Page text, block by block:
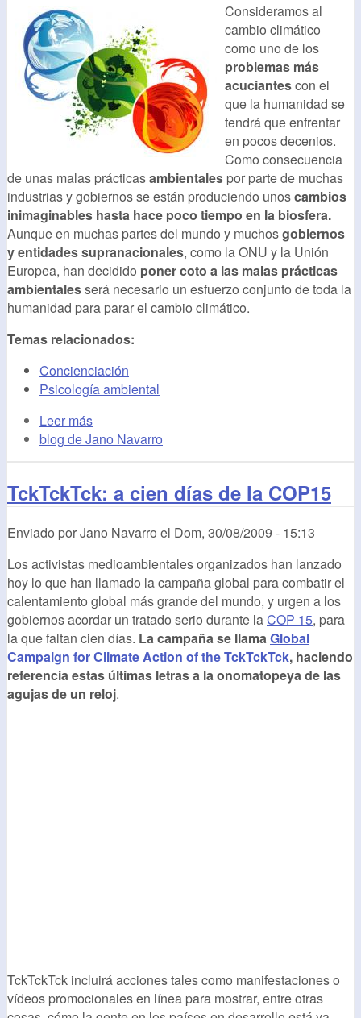
Consideramos al
cambio climático
como uno de los
problemas más
acuciantescon el
que la humanidad se
tendrá que enfrentar
en pocos decenios.
Como consecuencia
de unas malas prácticasambientales por parte de muchas
industrias y gobiernos se están produciendo unoscambios
inimaginables hasta hace poco tiempo en la biosfera.
Aunque en muchas partes del mundo y muchosgobiernos
y entidades supranacionales, como la ONU y la Unión
Europea, han decidido poner coto a las malas prácticas
ambientalesserá necesario un esfuerzo conjunto de toda la
humanidad para parar el cambio climático.
Temas relacionados:
Concienciación
Psicología ambiental
Leer más
blog de Jano Navarro
TckTckTck: a cien días de la COP15
Enviado porJano Navarro el Dom, 30/08/2009 - 15:13
Los activistas medioambientales organizados han lanzado
hoy lo que han llamado la campaña global para combatir el
calentamiento global más grande del mundo, y urgen a los
gobiernos acordar un tratado serio durante laCOP 15, para
la que faltan cien días. La campaña se llamaGlobal
Campaign for Climate Action of the TckTckTck, haciendo
referencia estas últimas letras a la onomatopeya de las
agujas de un reloj.
TckTckTck incluirá acciones tales como manifestaciones o
vídeos promocionales en línea para mostrar, entre otras